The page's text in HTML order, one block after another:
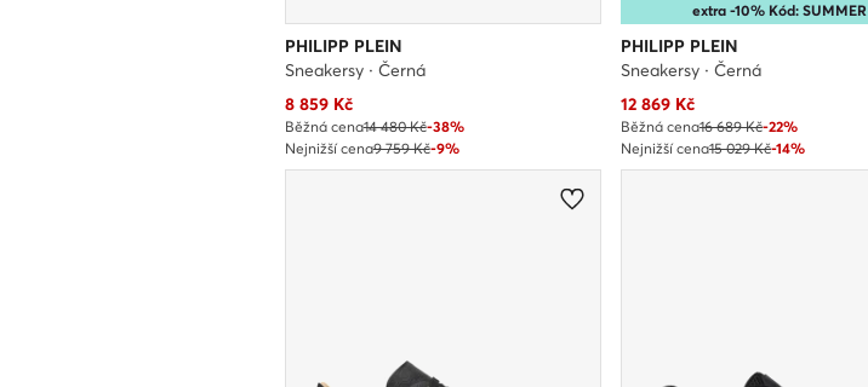
PHILIPP PLEIN
Sneakersy · Černá
Aktuální cena
8 859Kč
Běžná cena14 480 Kč-38%
Nejnižší cena9 759 Kč-9%
extra -10% Kód: SUMMER
PHILIPP PLEIN
Sneakersy · Černá
Aktuální cena
12 869Kč
Běžná cena16 689 Kč-22%
Nejnižší cena15 029 Kč-14%